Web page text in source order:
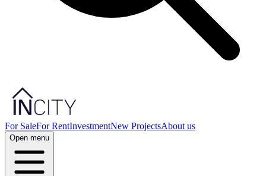
For SaleFor RentInvestmentNew ProjectsAbout us
Open menu